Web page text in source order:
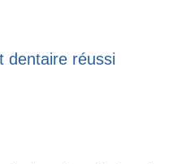
dentaire réussi